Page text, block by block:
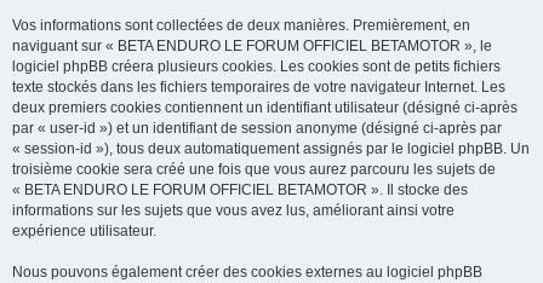
Vos informations sont collectées de deux manières. Premièrement, en
naviguant sur « BETA ENDURO LE FORUM OFFICIEL BETAMOTOR », le
logiciel phpBB créera plusieurs cookies. Les cookies sont de petits fichiers
texte stockés dans les fichiers temporaires de votre navigateur Internet. Les
deux premiers cookies contiennent un identifiant utilisateur (désigné ci-après
par « user-id ») et un identifiant de session anonyme (désigné ci-après par
« session-id »), tous deux automatiquement assignés par le logiciel phpBB. Un
troisième cookie sera créé une fois que vous aurez parcouru les sujets de
« BETA ENDURO LE FORUM OFFICIEL BETAMOTOR ». Il stocke des
informations sur les sujets que vous avez lus, améliorant ainsi votre
expérience utilisateur.
Nous pouvons également créer des cookies externes au logiciel phpBB